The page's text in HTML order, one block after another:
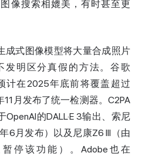
像搜索相媲美，有时甚至更
成式图像模型将大量合成照片
发明区分真假的方法。谷歌
计在2025年底前将覆盖超过
月发布了统一检测器。C2PA
的DALL·E 3输出、索尼
6月发布）以及尼康Z6 III（由
停该功能）。Adobe也在